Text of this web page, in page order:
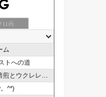
ブロ画
ム
トへの道
レレと家庭菜園~
^*)